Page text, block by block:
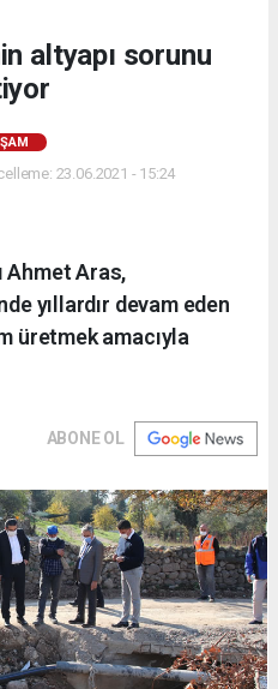
altyapı sorunu
23.06.2021 - 15:24
Ahmet Aras,
yıllardır devam eden
üretmek amacıyla
ABONE OL